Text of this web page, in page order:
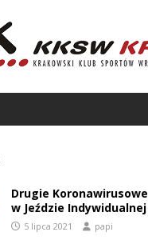
Drugie
w Jeździe Indywidualnej
5 lipca 2021 papi